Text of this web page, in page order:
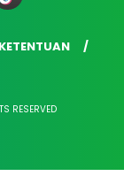
KETENTUAN
RESERVED